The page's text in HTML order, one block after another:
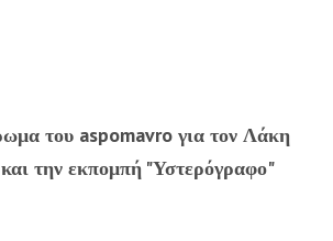
του aspomavro για τον Λάκη
την εκπομπή "Υστερόγραφο"